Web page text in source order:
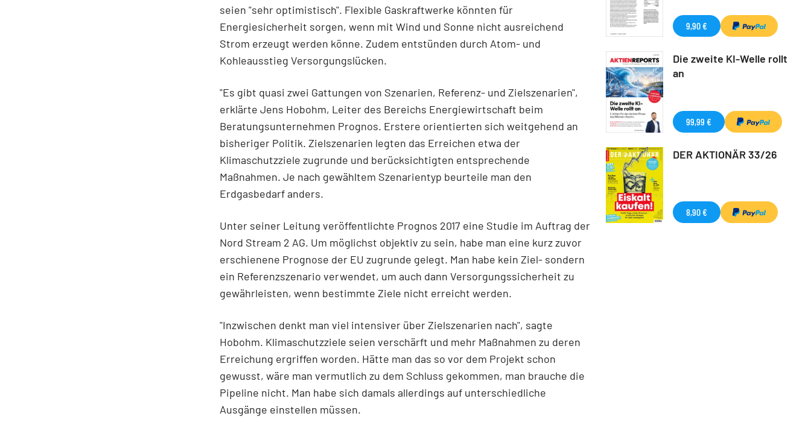
seien "sehr optimistisch". Flexible Gaskraftwerke könnten für
Energiesicherheit sorgen, wenn mit Wind und Sonne nicht ausreichend
Strom erzeugt werden könne. Zudem entstünden durch Atom- und
Kohleausstieg Versorgungslücken.
"Es gibt quasi zwei Gattungen von Szenarien, Referenz- und Zielszenarien",
erklärte Jens Hobohm, Leiter des Bereichs Energiewirtschaft beim
Beratungsunternehmen Prognos. Erstere orientierten sich weitgehend an
bisheriger Politik. Zielszenarien legten das Erreichen etwa der
Klimaschutzziele zugrunde und berücksichtigten entsprechende
Maßnahmen. Je nach gewähltem Szenarientyp beurteile man den
Erdgasbedarf anders.
Unter seiner Leitung veröffentlichte Prognos 2017 eine Studie im Auftrag der
Nord Stream 2 AG. Um möglichst objektiv zu sein, habe man eine kurz zuvor
erschienene Prognose der EU zugrunde gelegt. Man habe kein Ziel- sondern
ein Referenzszenario verwendet, um auch dann Versorgungssicherheit zu
gewährleisten, wenn bestimmte Ziele nicht erreicht werden.
"Inzwischen denkt man viel intensiver über Zielszenarien nach", sagte
Hobohm. Klimaschutzziele seien verschärft und mehr Maßnahmen zu deren
Erreichung ergriffen worden. Hätte man das so vor dem Projekt schon
gewusst, wäre man vermutlich zu dem Schluss gekommen, man brauche die
Pipeline nicht. Man habe sich damals allerdings auf unterschiedliche
Ausgänge einstellen müssen.
9,90 €
Die zweite KI-Welle rollt
an
99,99 €
DER AKTIONÄR 33/26
8,90 €